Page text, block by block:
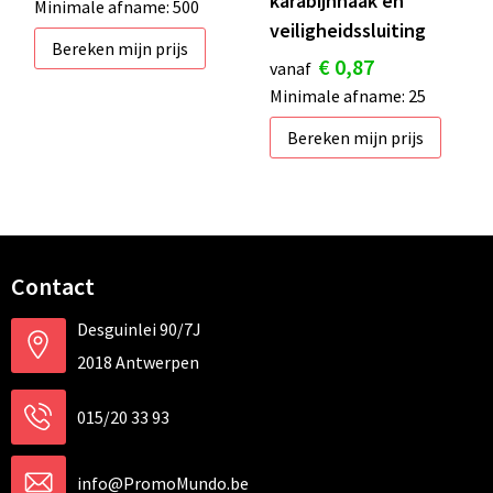
Minimale afname: 500
Bereken mijn prijs
veiligheidssluiting
vanaf € 0,87
Minimale afname: 25
Bereken mijn prijs
Contact
Desguinlei 90/7J
2018 Antwerpen
015/20 33 93
info@PromoMundo.be